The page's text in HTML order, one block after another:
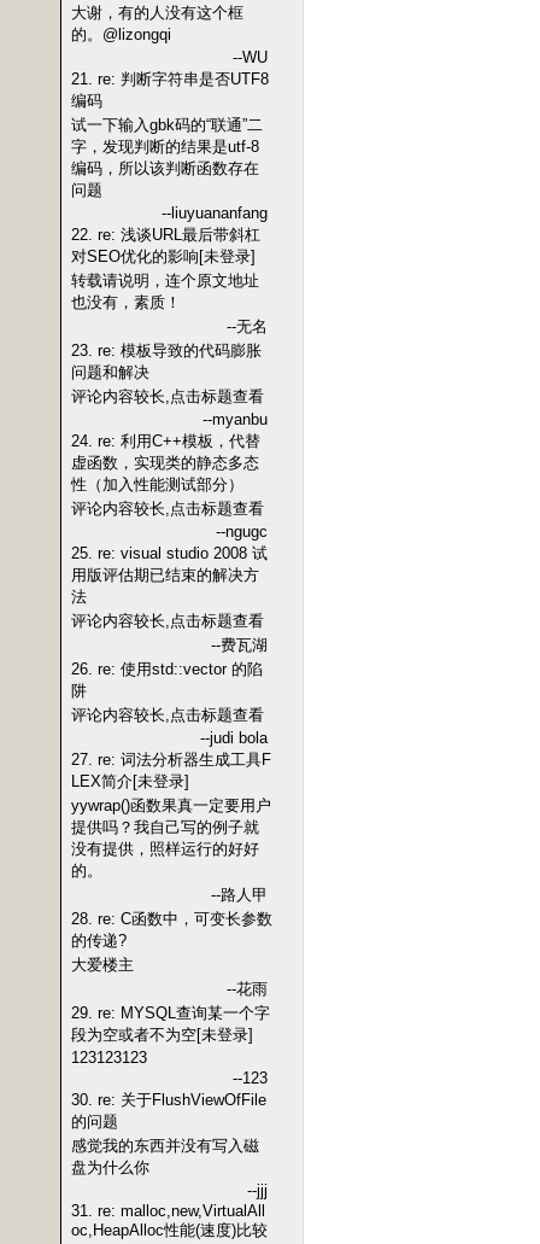
大谢，有的人没有这个框
的。@lizongqi
--WU
21. re: 判断字符串是否UTF8
编码
试一下输入gbk码的“联通”二
字，发现判断的结果是utf-8
编码，所以该判断函数存在
问题
--liuyuananfang
22. re: 浅谈URL最后带斜杠
对SEO优化的影响[未登录]
转载请说明，连个原文地址
也没有，素质！
--无名
23. re: 模板导致的代码膨胀
问题和解决
评论内容较长,点击标题查看
--myanbu
24. re: 利用C++模板，代替
虚函数，实现类的静态多态
性（加入性能测试部分）
评论内容较长,点击标题查看
--ngugc
25. re: visual studio 2008 试
用版评估期已结束的解决方
法
评论内容较长,点击标题查看
--费瓦湖
26. re: 使用std::vector 的陷
阱
评论内容较长,点击标题查看
--judi bola
27. re: 词法分析器生成工具F
LEX简介[未登录]
yywrap()函数果真一定要用户
提供吗？我自己写的例子就
没有提供，照样运行的好好
的。
--路人甲
28. re: C函数中，可变长参数
的传递?
大爱楼主
--花雨
29. re: MYSQL查询某一个字
段为空或者不为空[未登录]
123123123
--123
30. re: 关于FlushViewOfFile
的问题
感觉我的东西并没有写入磁
盘为什么你
--jjj
31. re: malloc,new,VirtualAll
oc,HeapAlloc性能(速度)比较